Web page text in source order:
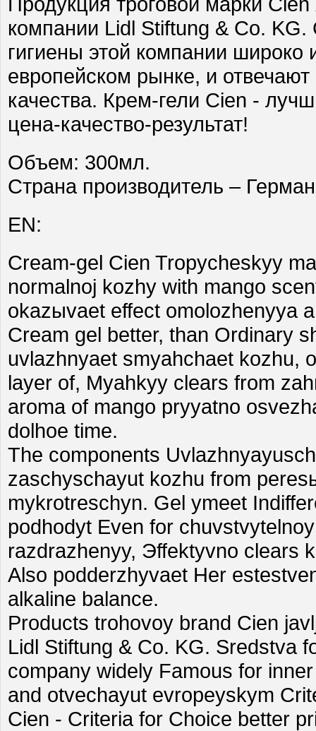
компании Lidl Stiftung & Co.
гигиены этой компании широко
европейском рынке, и
качества. Крем-гели Cien -
цена-качество-результат!
Объем: 300мл.
Страна производитель –
EN:
Cream-gel Cien Tropycheskyy
normalnoj kozhy with mango
okazыvaet effect omolozhenyya
Cream gel better, than Ordinary
uvlazhnyaet smyahchaet kozhu,
layer of, Myahkyy clears from
aroma of mango pryyatno
dolhoe time.
The components
zaschyschayut kozhu from
mykrotreschyn. Gel ymeet
podhodyt Even for
razdrazhenyy, Эffektyvno clears
Also podderzhyvaet Her
alkaline balance.
Products trohovoy brand Cien
Lidl Stiftung & Co. KG. Sredstva
company widely Famous for
and otvechayut evropeyskym
Cien - Criteria for Choice better